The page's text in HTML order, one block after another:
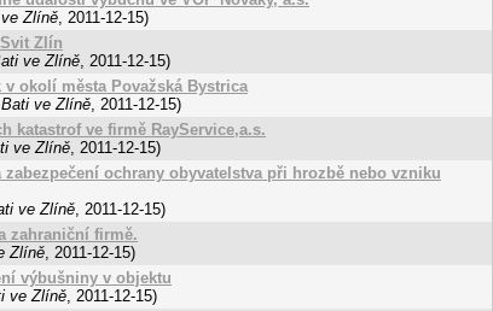
Zlíně, 2011-12-15)
Zlín
ve Zlíně, 2011-12-15)
okolí města Považská Bystrica
ve Zlíně, 2011-12-15)
katastrof ve firmě RayService,a.s.
ve Zlíně, 2011-12-15)
ochrany obyvatelstva při hrozbě nebo vzniku
ve Zlíně, 2011-12-15)
zahraniční firmě.
Zlíně, 2011-12-15)
výbušniny v objektu
ve Zlíně, 2011-12-15)